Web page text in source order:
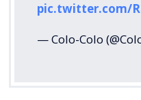
pic.twitter.com/
— Colo-Colo